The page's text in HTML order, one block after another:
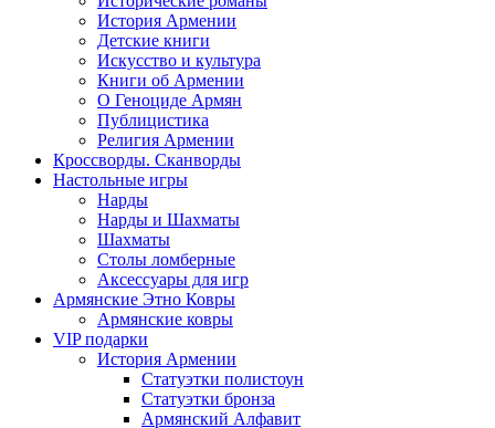
История Армении
Детские книги
Иcкусство и культура
Книги об Армении
О Геноциде Армян
Публицистика
Религия Армении
Кроссворды. Сканворды
Настольные игры
Нарды
Нарды и Шахматы
Шахматы
Столы ломберные
Аксессуары для игр
Армянские Этно Ковры
Армянские ковры
VIP подарки
История Армении
Статуэтки полистоун
Статуэтки бронза
Армянский Алфавит